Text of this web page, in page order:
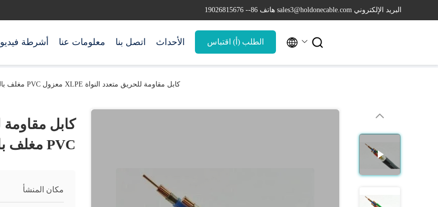
البريد الإلكتروني sales3@holdonecable.com هاتف 86-- 19026815676
أشرطة فيديو معلومات عنا اتصل بنا الأحداث الطلب (أ) اقتباس  
كابل مقاومة للحريق متعدد النواة XLPE معزول PVC مغلف بالنحاس الطاقة الأساسية
PVC مغلف بالنحاس الطاقة الأساسية
مكان المنشأ